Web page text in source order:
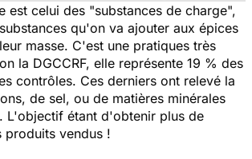
est celui des "substances de charge",
qu'on va ajouter aux épices
masse. C'est une pratiques très
la DGCCRF, elle représente 19 % des
contrôles. Ces derniers ont relevé la
de sel, ou de matières minérales
L'objectif étant d'obtenir plus de
produits vendus !